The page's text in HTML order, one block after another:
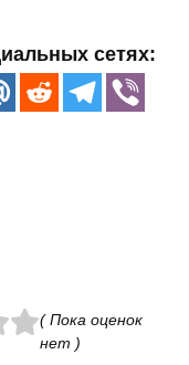
сетях:
( Пока оценок
нет )